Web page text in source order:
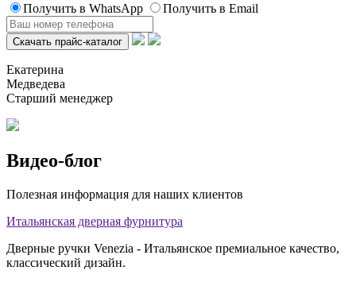
Получить в WhatsApp Получить в Email
Екатерина
Медведева
Старший менеджер
Видео-блог
Полезная информация для наших клиентов
Итальянская дверная фурнитура
Дверные ручки Venezia - Итальянское премиальное качество,
классический дизайн.